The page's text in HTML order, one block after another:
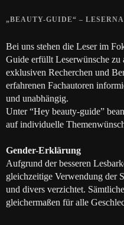
„BEAUTY-GUIDE“ –
Bei uns stehen die Leser im
Guide erfüllt Leserwünsche
exklusiven Recherchen und
erfahrenen Fachautoren
und unabhängig.
Unter “Hey beauty-guide”
auf individuelle
Gender-Erklärung
Aufgrund der besseren
gleichzeitige Verwendung der
und divers verzichtet.
gleichermaßen für alle